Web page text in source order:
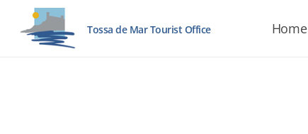
Tossa de Mar Tourist Office Home